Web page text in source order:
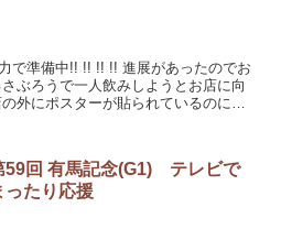
で準備中!! !! !! !! 進展があったのでお
ぶろうで一人飲みしようとお店に向
外にポスターが貼られているのに気
59回 有馬記念(G1) テレビで
ったり応援